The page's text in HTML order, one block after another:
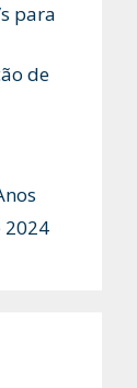
para
de
2024